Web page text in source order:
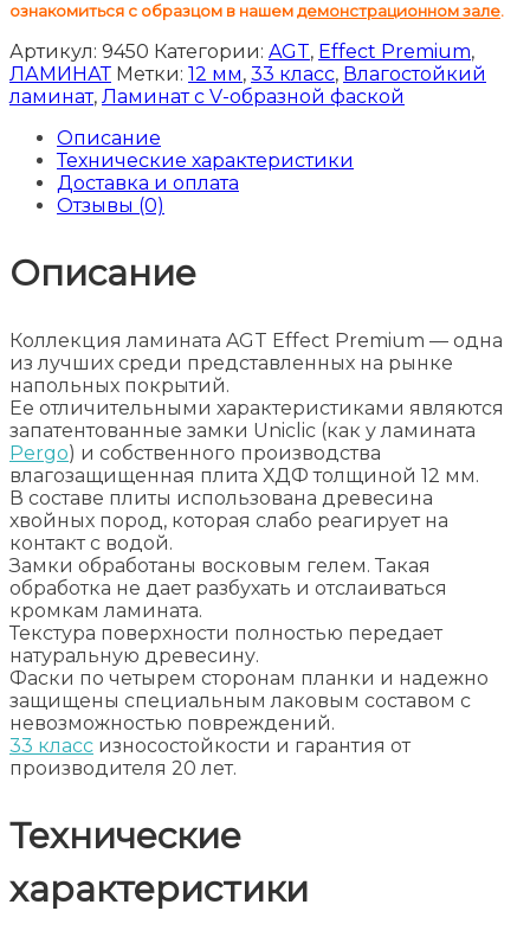
ознакомиться с образцом в нашемдемонстрационном зале.
Артикул: 9450 Категории: AGT, Effect Premium,
ЛАМИНАТ Метки: 12 мм, 33 класс, Влагостойкий
ламинат, Ламинат с V-образной фаской
Описание
Технические характеристики
Доставка и оплата
Отзывы (0)
Описание
Коллекция ламината AGT Effect Premium — одна
из лучших среди представленных на рынке
напольных покрытий.
Ее отличительными характеристиками являются
запатентованные замки Uniclic (как у ламината
Pergo) и собственного производства
влагозащищенная плита ХДФ толщиной 12 мм.
В составе плиты использована древесина
хвойных пород, которая слабо реагирует на
контакт с водой.
Замки обработаны восковым гелем. Такая
обработка не дает разбухать и отслаиваться
кромкам ламината.
Текстура поверхности полностью передает
натуральную древесину.
Фаски по четырем сторонам планки и надежно
защищены специальным лаковым составом с
невозможностью повреждений.
33 класс износостойкости и гарантия от
производителя 20 лет.
Технические
характеристики